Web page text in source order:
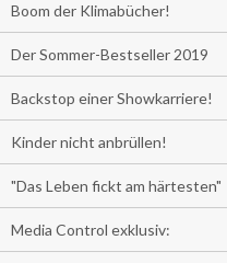
Boom der Klimabücher!
Der Sommer-Bestseller 2019
Backstop einer Showkarriere!
Kinder nicht anbrüllen!
"Das Leben fickt am härtesten"
Media Control exklusiv: